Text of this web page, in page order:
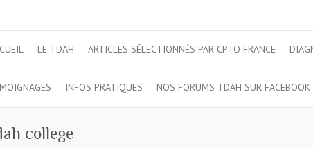
LE TDAH ARTICLES SÉLECTIONNÉS PAR CPTO FRANCE
INFOS PRATIQUES NOS FORUMS TDAH SUR FACEBOOK
college